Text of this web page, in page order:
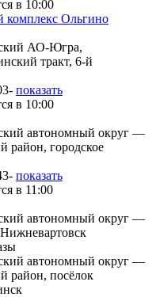
в 10:00
комплекс Ольгино
АО-Югра,
тракт, 6-й
показать
в 10:00
автономный округ —
район, городское
показать
в 11:00
автономный округ —
автономный округ —
район, посёлок